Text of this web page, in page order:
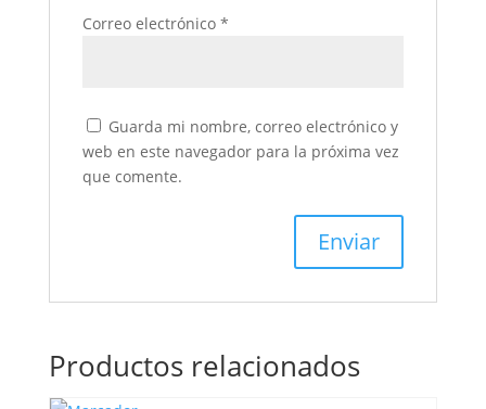
Correo electrónico *
Guarda mi nombre, correo electrónico y
web en este navegador para la próxima vez
que comente.
Productos relacionados